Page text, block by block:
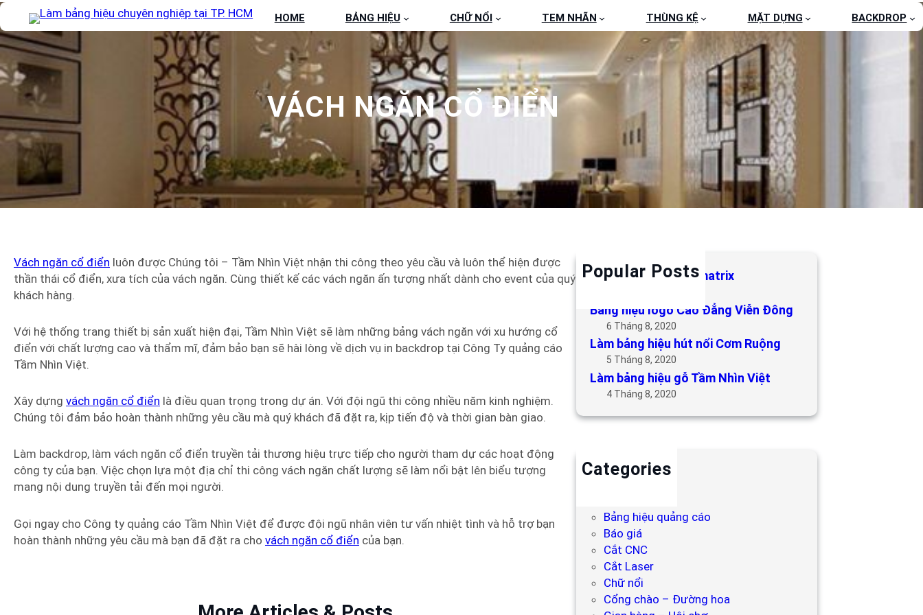
Chuyển
đến
phần
dung
HOME BẢNG HIỆU CHỮ NỔI TEM NHÃN THÙNG KỆ MẶT DỰNG BACKDROP
VÁCH NGĂN CỔ ĐIỂN
Vách ngăn cổ điển luôn được Chúng tôi – Tầm Nhìn Việt nhận thi công theo yêu cầu và luôn thể hiện được
thần thái cổ điển, xưa tích của vách ngăn. Cùng thiết kế các vách ngăn ấn tượng nhất dành cho event của quý
khách hàng.
Với hệ thống trang thiết bị sản xuất hiện đại, Tầm Nhìn Việt sẽ làm những bảng vách ngăn với xu hướng cổ
điển với chất lượng cao và thẩm mĩ, đảm bảo bạn sẽ hài lòng về dịch vụ in backdrop tại Công Ty quảng cáo
Tầm Nhìn Việt.
Xây dựng vách ngăn cổ điển là điều quan trọng trong dự án. Với đội ngũ thi công nhiều năm kinh nghiệm.
Chúng tôi đảm bảo hoàn thành những yêu cầu mà quý khách đã đặt ra, kịp tiến độ và thời gian bàn giao.
Làm backdrop, làm vách ngăn cổ điển truyền tải thương hiệu trực tiếp cho người tham dự các hoạt động
công ty của bạn. Việc chọn lựa một địa chỉ thi công vách ngăn chất lượng sẽ làm nổi bật lên biểu tượng
mang nội dung truyền tải đến mọi người.
Gọi ngay cho Công ty quảng cáo Tầm Nhìn Việt để được đội ngũ nhân viên tư vấn nhiệt tình và hỗ trợ bạn
hoàn thành những yêu cầu mà bạn đã đặt ra cho vách ngăn cổ điển của bạn.
Popular Posts
Làm bảng hiệu LED matrix
Bảng hiệu logo Cao Đẳng Viễn Đông
6 Tháng 8, 2020
Làm bảng hiệu hút nổi Cơm Ruộng
5 Tháng 8, 2020
Làm bảng hiệu gỗ Tầm Nhìn Việt
4 Tháng 8, 2020
Categories
Bảng hiệu quảng cáo
Báo giá
Cắt CNC
Cắt Laser
Chữ nổi
Cổng chào – Đường hoa